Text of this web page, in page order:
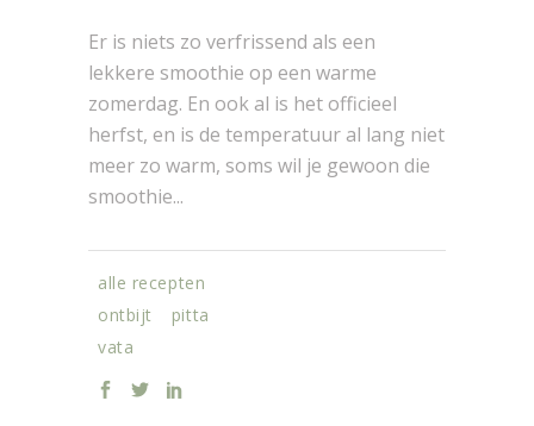
Er is niets zo verfrissend als een
lekkere smoothie op een warme
zomerdag. En ook al is het officieel
herfst, en is de temperatuur al lang niet
meer zo warm, soms wil je gewoon die
smoothie...
alle recepten
ontbijt
pitta
vata